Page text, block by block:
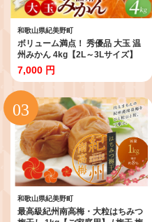
和歌山県紀美野町
ボリューム満点！ 秀優品 大玉 温
州みかん 4kg【2L～3Lサイズ】
【2026年12月から2027年3月下
旬頃に順次発送】＜味好農園＞/
温州 蜜柑 みかん 柑橘 果物 フルー
ツ ミカン 甘い 美味しい
【agy004-l-4】
7,000 円
和歌山県紀美野町
最高級紀州南高梅・大粒はちみつ